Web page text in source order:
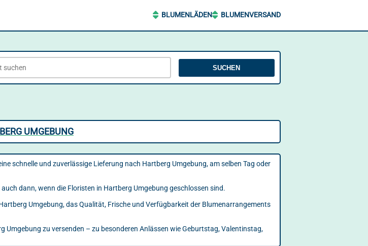
BLUMENLÄDEN BLUMENVERSAND
SUCHEN
UMGEBUNG
schnelle und zuverlässige Lieferung nach Hartberg Umgebung, am selben Tag oder
dann, wenn die Floristen in Hartberg Umgebung geschlossen sind.
Umgebung, das Qualität, Frische und Verfügbarkeit der Blumenarrangements
Umgebung zu versenden – zu besonderen Anlässen wie Geburtstag, Valentinstag,